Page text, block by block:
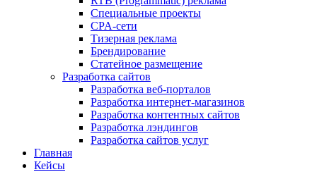
Специальные проекты
CPA-сети
Тизерная реклама
Брендирование
Статейное размещение
Разработка сайтов
Разработка веб-порталов
Разработка интернет-магазинов
Разработка контентных сайтов
Разработка лэндингов
Разработка сайтов услуг
Главная
Кейсы